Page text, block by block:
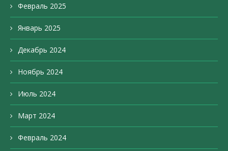
Февраль 2025
Январь 2025
Декабрь 2024
Ноябрь 2024
Июль 2024
Март 2024
Февраль 2024